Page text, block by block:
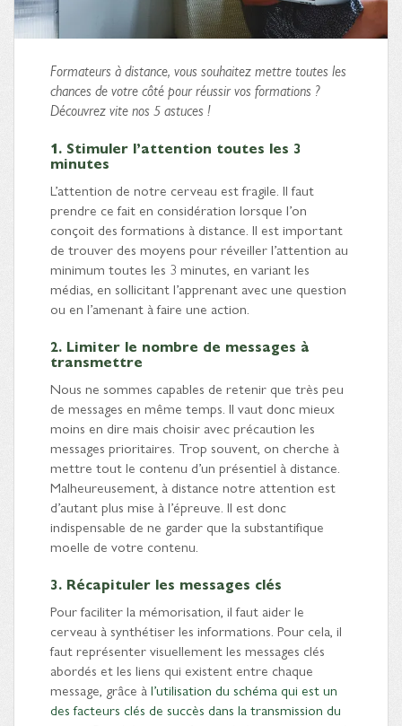
Formateurs à distance, vous souhaitez mettre toutes les
chances de votre côté pour réussir vos formations ?
Découvrez vite nos 5 astuces !
1. Stimuler l’attention toutes les 3
minutes
L’attention de notre cerveau est fragile. Il faut
prendre ce fait en considération lorsque l’on
conçoit des formations à distance. Il est important
de trouver des moyens pour réveiller l’attention au
minimum toutes les 3 minutes, en variant les
médias, en sollicitant l’apprenant avec une question
ou en l’amenant à faire une action.
2. Limiter le nombre de messages à
transmettre
Nous ne sommes capables de retenir que très peu
de messages en même temps. Il vaut donc mieux
moins en dire mais choisir avec précaution les
messages prioritaires. Trop souvent, on cherche à
mettre tout le contenu d’un présentiel à distance.
Malheureusement, à distance notre attention est
d’autant plus mise à l’épreuve. Il est donc
indispensable de ne garder que la substantifique
moelle de votre contenu.
3. Récapituler les messages clés
Pour faciliter la mémorisation, il faut aider le
cerveau à synthétiser les informations. Pour cela, il
faut représenter visuellement les messages clés
abordés et les liens qui existent entre chaque
message, grâce àl’utilisation du schéma qui est un
des facteurs clés de succès dans la transmission du